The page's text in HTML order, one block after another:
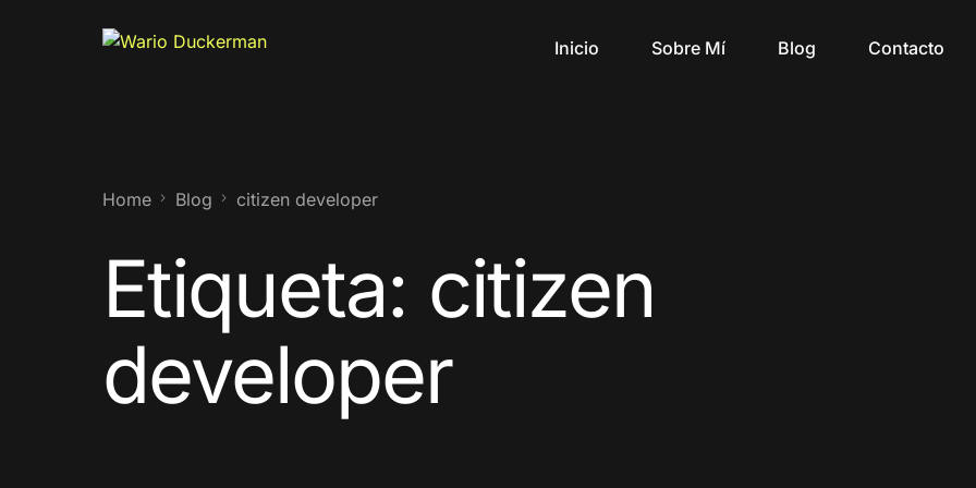
Inicio Sobre Mí Blog Contacto
Home Blog citizen developer
Etiqueta: citizen
developer